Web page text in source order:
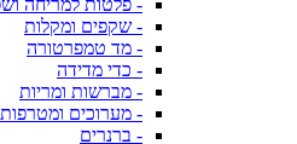
- פלטות למריחה
- שקפים ומקלות
- מד טמפרטורה
- כדי מדידה
- מברשות ומריות
- מערוכים ומטרפות
- ברנרים